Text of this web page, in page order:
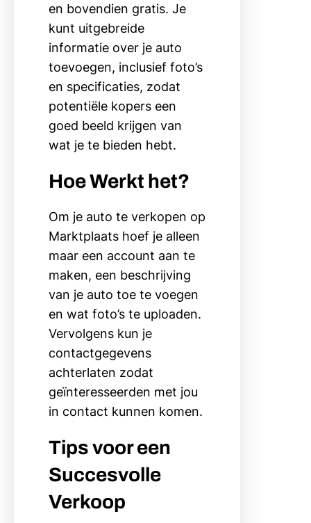
en bovendien gratis. Je
kunt uitgebreide
informatie over je auto
toevoegen, inclusief foto’s
en specificaties, zodat
potentiële kopers een
goed beeld krijgen van
wat je te bieden hebt.
Hoe Werkt het?
Om je auto te verkopen op
Marktplaats hoef je alleen
maar een account aan te
maken, een beschrijving
van je auto toe te voegen
en wat foto’s te uploaden.
Vervolgens kun je
contactgegevens
achterlaten zodat
geïnteresseerden met jou
in contact kunnen komen.
Tips voor een
Succesvolle
Verkoop